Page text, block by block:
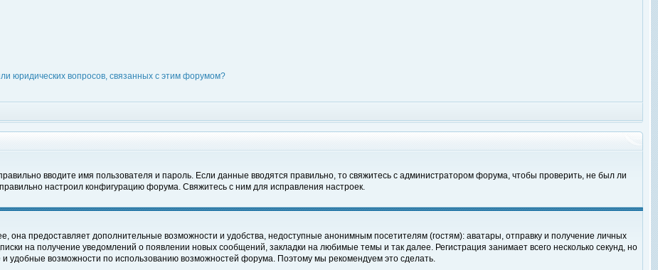
юридических вопросов, связанных с этим форумом?
вводите имя пользователя и пароль. Если данные вводятся правильно, то свяжитесь с администратором форума, чтобы проверить, не был ли
настроил конфигурацию форума. Свяжитесь с ним для исправления настроек.
она предоставляет дополнительные возможности и удобства, недоступные анонимным посетителям (гостям): аватары, отправку и получение личных
на получение уведомлений о появлении новых сообщений, закладки на любимые темы и так далее. Регистрация занимает всего несколько секунд, но
удобные возможности по использованию возможностей форума. Поэтому мы рекомендуем это сделать.